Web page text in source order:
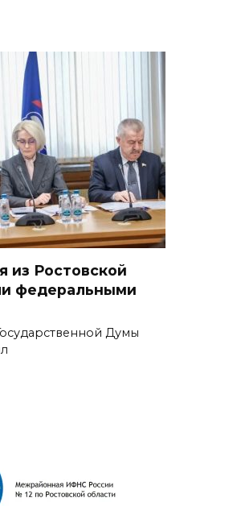
из Ростовской
федеральными
Думы